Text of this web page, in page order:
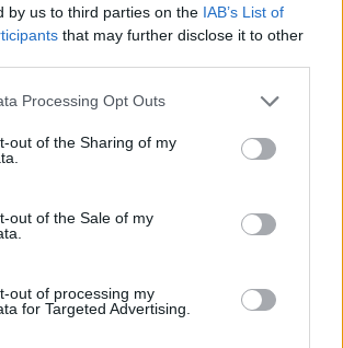
by us to third parties on the IAB’s List of
that may further disclose it to other
this website/app uses one or more Google
visit or usage behaviour. You may click to
to Google and its third-party tags to
below specified purposes in below Google
Processing Opt Outs
out of the Sharing of my
out of the Sale of my
out of processing my
for Targeted Advertising.
zīmes šajā
nogalē kārtīgi
bet vienai
mājās